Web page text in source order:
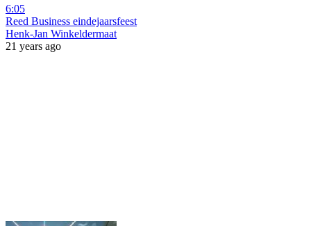
6:05
Reed Business eindejaarsfeest
Henk-Jan Winkeldermaat
21 years ago